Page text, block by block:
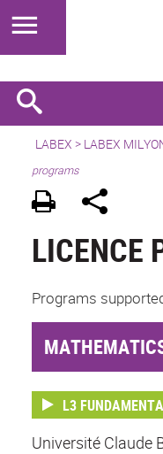
LABEX > LABEX
programs
LICENCE
Programs
L3
Université Claude